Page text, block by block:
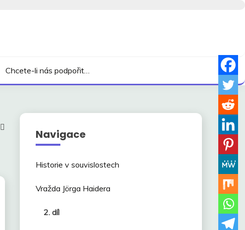
Chcete-li nás podpořit…
Navigace
Historie v souvislostech
Vražda Jörga Haidera
2. díl